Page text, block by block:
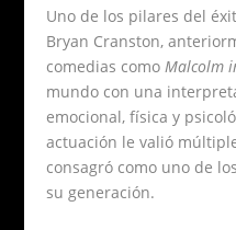
Uno de los pilares del
Bryan Cranston,
comedias comoMalcolm
mundo con una
emocional, física y
actuación le valió
consagró como uno de
su generación.